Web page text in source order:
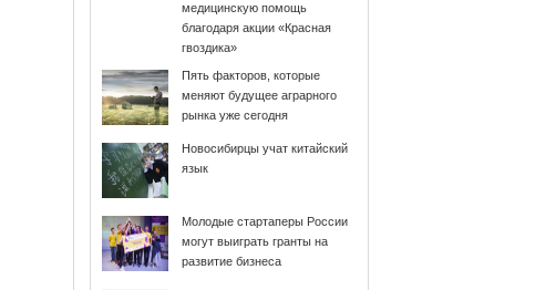
медицинскую помощь
благодаря акции «Красная
гвоздика»
Пять факторов, которые
меняют будущее аграрного
рынка уже сегодня
Новосибирцы учат китайский
язык
Молодые стартаперы России
могут выиграть гранты на
развитие бизнеса